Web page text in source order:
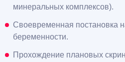
минеральных комплексов).
Своевременная постановка
беременности.
Прохождение плановых